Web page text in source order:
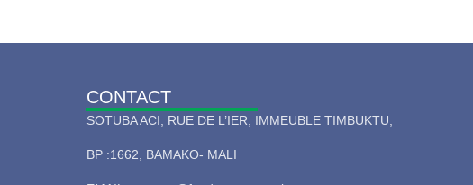
CONTACT
SOTUBA ACI, RUE DE L’IER, IMMEUBLE TIMBUKTU,
BP :1662, BAMAKO- MALI